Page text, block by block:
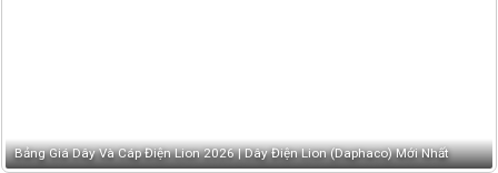
Bảng Giá Dây Và Cáp Điện Lion 2026 | Dây Điện Lion (Daphaco) Mới Nhất